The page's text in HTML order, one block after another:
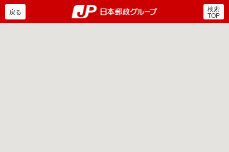
郵便局・日本郵政グルー
戻る 検索
TOP